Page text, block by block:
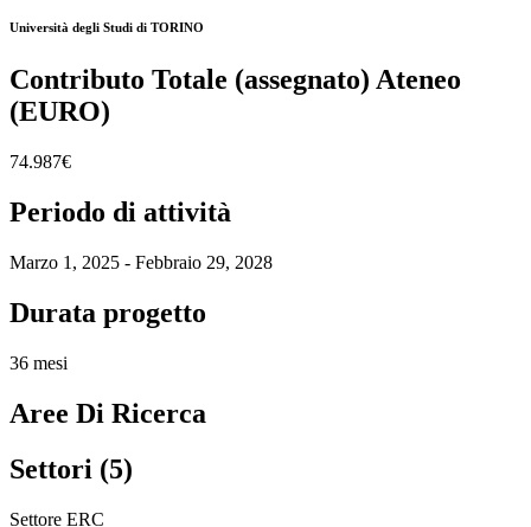
Università degli Studi di TORINO
Contributo Totale (assegnato) Ateneo
(EURO)
74.987€
Periodo di attività
Marzo 1, 2025 - Febbraio 29, 2028
Durata progetto
36 mesi
Aree Di Ricerca
Settori (5)
Settore ERC